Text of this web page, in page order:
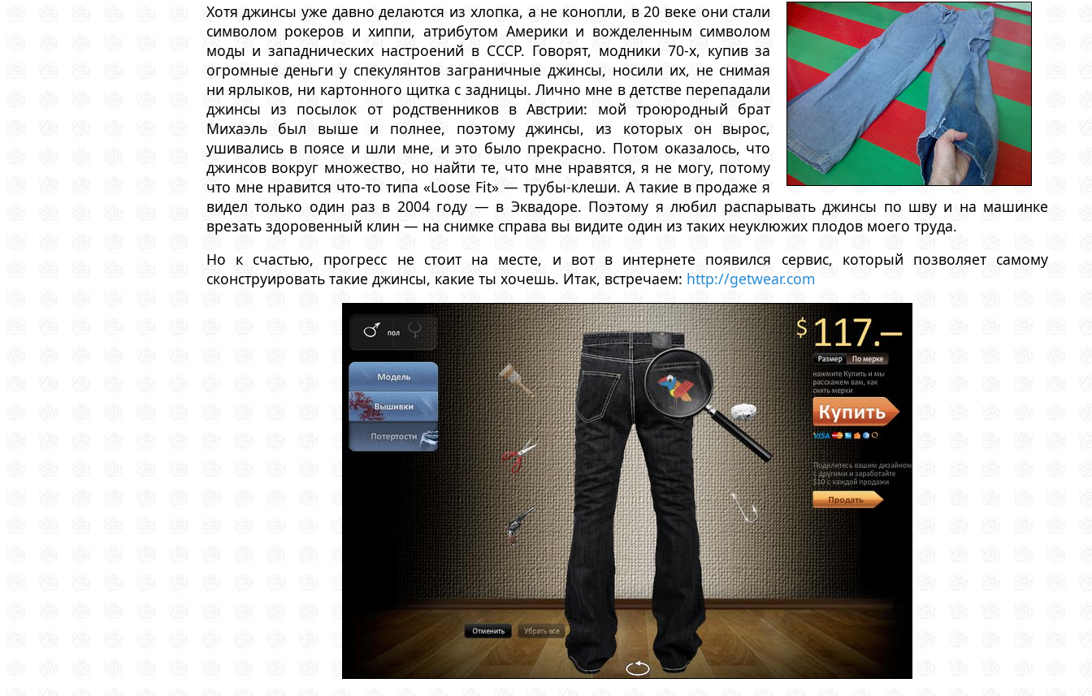
Хотя джинсы уже давно делаются из хлопка, а не конопли, в 20 веке они стали
символом рокеров и хиппи, атрибутом Америки и вожделенным символом
моды и западнических настроений в СССР. Говорят, модники 70-х, купив за
огромные деньги у спекулянтов заграничные джинсы, носили их, не снимая
ни ярлыков, ни картонного щитка с задницы. Лично мне в детстве перепадали
джинсы из посылок от родственников в Австрии: мой троюродный брат
Михаэль был выше и полнее, поэтому джинсы, из которых он вырос,
ушивались в поясе и шли мне, и это было прекрасно. Потом оказалось, что
джинсов вокруг множество, но найти те, что мне нравятся, я не могу, потому
что мне нравится что-то типа «Loose Fit» — трубы-клеши. А такие в продаже я
видел только один раз в 2004 году — в Эквадоре. Поэтому я любил распарывать джинсы по шву и на машинке
врезать здоровенный клин — на снимке справа вы видите один из таких неуклюжих плодов моего труда.
Но к счастью, прогресс не стоит на месте, и вот в интернете появился сервис, который позволяет самому
сконструировать такие джинсы, какие ты хочешь. Итак, встречаем: http://getwear.com